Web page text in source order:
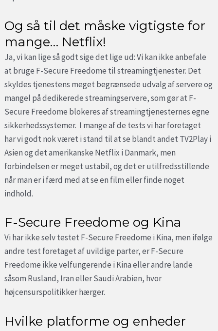
Og så til det måske vigtigste for
mange… Netflix!
Ja, vi kan lige så godt sige det lige ud: Vi kan ikke anbefale
at bruge F-Secure Freedome til streamingtjenester. Det
skyldes tjenestens meget begrænsede udvalg af servere og
mangel på dedikerede streamingservere, som gør at F-
Secure Freedome blokeres af streamingtjenesternes egne
sikkerhedssystemer. I mange af de tests vi har foretaget
har vi godt nok været i stand til at se blandt andet TV2Play i
Asien og det amerikanske Netflix i Danmark, men
forbindelsen er meget ustabil, og det er utilfredsstillende
når man er i færd med at se en film eller finde noget
indhold.
F-Secure Freedome og Kina
Vi har ikke selv testet F-Secure Freedome i Kina, men ifølge
andre test foretaget af uvildige parter, er F-Secure
Freedome ikke velfungerende i Kina eller andre lande
såsom Rusland, Iran eller Saudi Arabien, hvor
højcensurspolitikker hærger.
Hvilke platforme og enheder